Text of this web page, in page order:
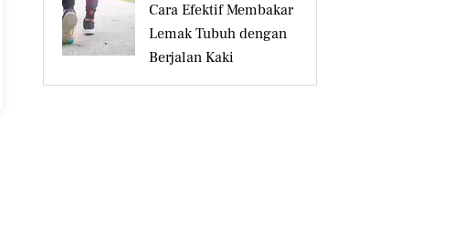
Cara Efektif Membakar
Lemak Tubuh dengan
Berjalan Kaki